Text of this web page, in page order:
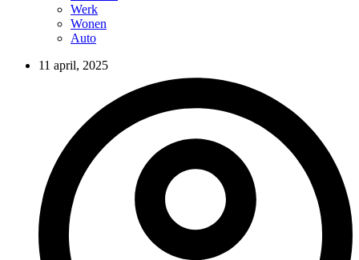
Werk
Wonen
Auto
11 april, 2025